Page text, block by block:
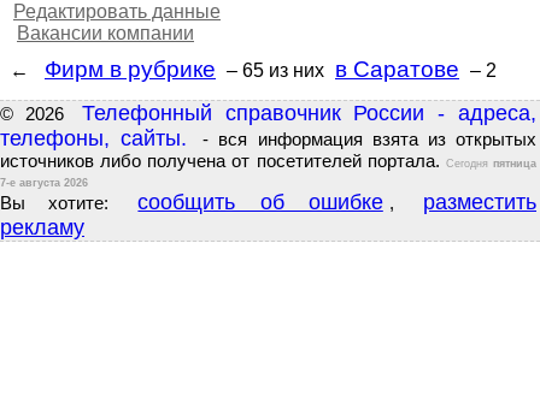
Редактировать данные
Вакансии компании
←
Фирм в рубрике – 65 из них в Саратове – 2
© 2026
Телефонный справочник России - адреса,
телефоны, сайты.
- вся информация взята из открытых
источников либо получена от посетителей портала. Сегодняпятница
7-е августа 2026
Вы хотите: сообщить об ошибке ,
разместить
рекламу